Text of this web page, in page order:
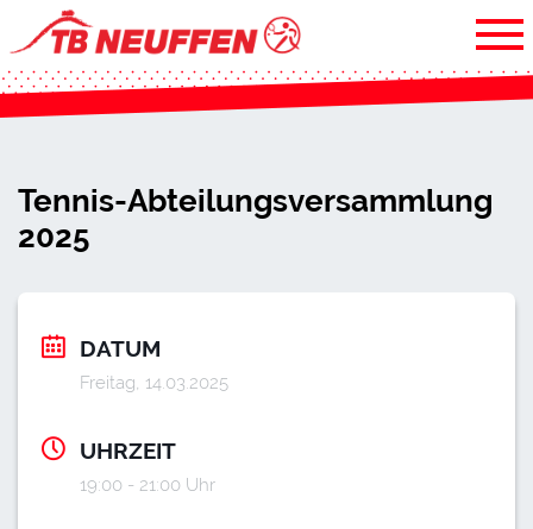
Tennis-Abteilungsversammlung
2025
DATUM
Freitag, 14.03.2025
UHRZEIT
19:00 - 21:00 Uhr